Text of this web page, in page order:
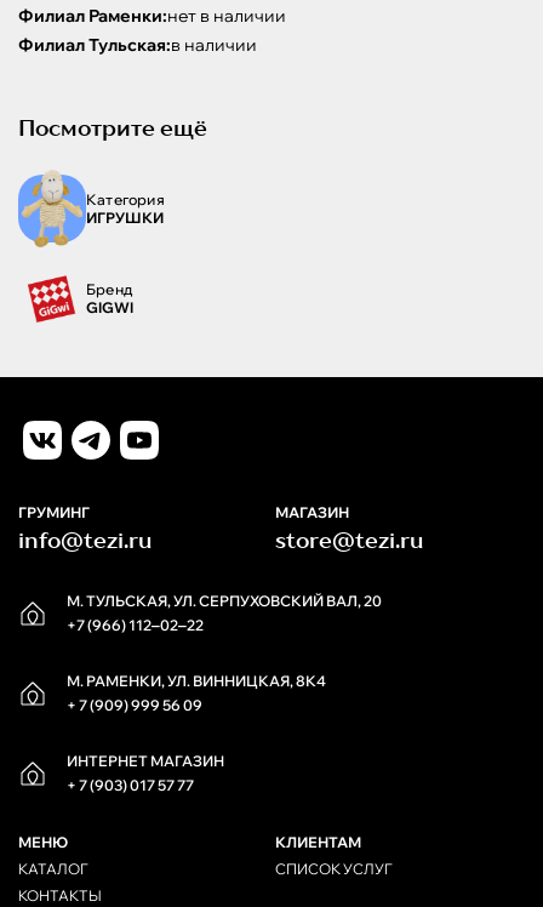
Филиал Раменки:нет в наличии
Филиал Тульская:в наличии
Посмотрите ещё
Категория
ИГРУШКИ
Бренд
GIGWI
М. ТУЛЬСКАЯ, УЛ. СЕРПУХОВСКИЙ ВАЛ, 20
+7 (966) 112‒02‒22
М. РАМЕНКИ, УЛ. ВИННИЦКАЯ, 8К4
+ 7 (909) 999 56 09
ИНТЕРНЕТ МАГАЗИН
+ 7 (903) 017 57 77
ГРУМИНГ
info@tezi.ru
МАГАЗИН
store@tezi.ru
МЕНЮ
КАТАЛОГ
КОНТАКТЫ
КЛИЕНТАМ
СПИСОК УСЛУГ